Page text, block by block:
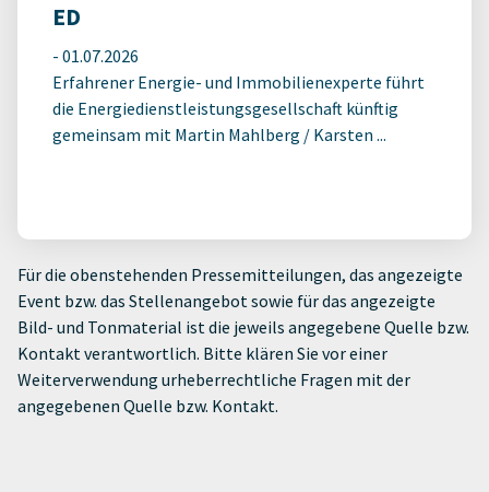
ED
- 01.07.2026
Erfahrener Energie- und Immobilienexperte führt
die Energiedienstleistungsgesellschaft künftig
gemeinsam mit Martin Mahlberg / Karsten ...
Für die obenstehenden Pressemitteilungen, das angezeigte
Event bzw. das Stellenangebot sowie für das angezeigte
Bild- und Tonmaterial ist die jeweils angegebene Quelle bzw.
Kontakt verantwortlich. Bitte klären Sie vor einer
Weiterverwendung urheberrechtliche Fragen mit der
angegebenen Quelle bzw. Kontakt.